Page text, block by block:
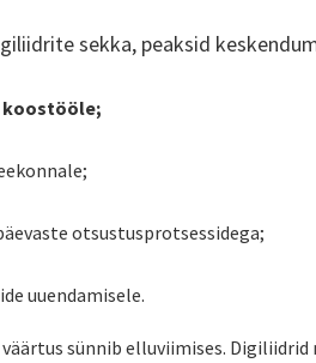
sekka, peaksid
koostööle;
otsustusprotsessidega;
uuendamisele.
sünnib elluviimises. Digiliidrid